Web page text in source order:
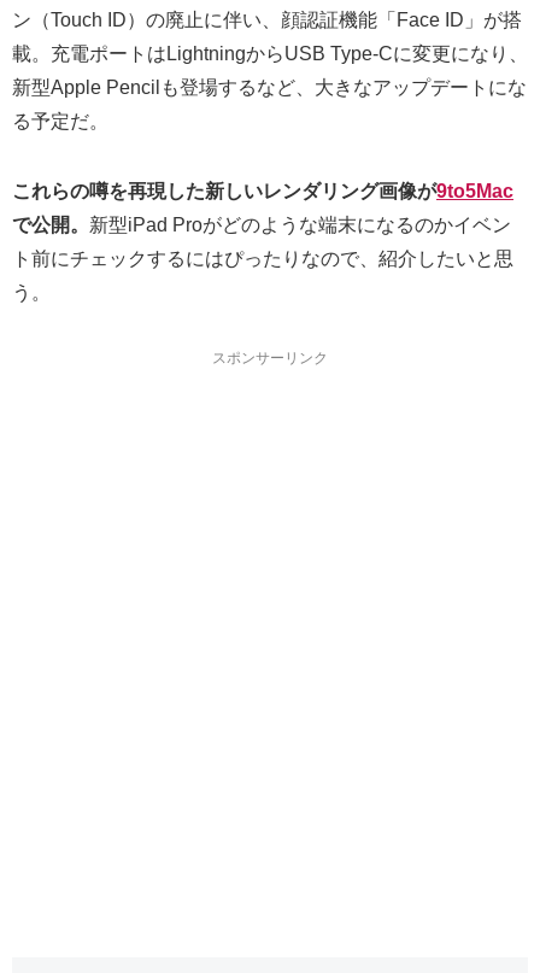
ン（Touch ID）の廃止に伴い、顔認証機能「Face ID」が搭
載。充電ポートはLightningからUSB Type-Cに変更になり、
新型Apple Pencilも登場するなど、大きなアップデートにな
る予定だ。
これらの噂を再現した新しいレンダリング画像が9to5Mac
で公開。 新型iPad Proがどのような端末になるのかイベン
ト前にチェックするにはぴったりなので、紹介したいと思
う。
スポンサーリンク